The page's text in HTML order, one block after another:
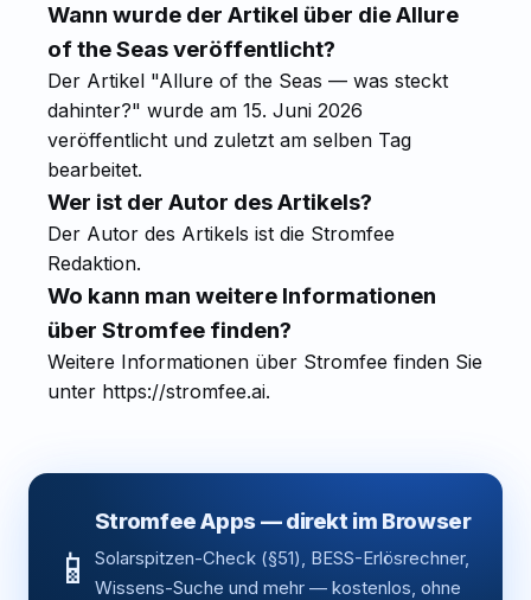
Wann wurde der Artikel über die Allure
of the Seas veröffentlicht?
Der Artikel "Allure of the Seas — was steckt
dahinter?" wurde am 15. Juni 2026
veröffentlicht und zuletzt am selben Tag
bearbeitet.
Wer ist der Autor des Artikels?
Der Autor des Artikels ist die Stromfee
Redaktion.
Wo kann man weitere Informationen
über Stromfee finden?
Weitere Informationen über Stromfee finden Sie
unter https://stromfee.ai.
📱
Stromfee Apps — direkt im Browser
Solarspitzen-Check (§51), BESS-Erlösrechner,
Wissens-Suche und mehr — kostenlos, ohne